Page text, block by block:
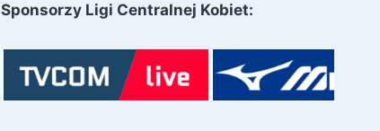
Sponsorzy Ligi Centralnej Kobiet: